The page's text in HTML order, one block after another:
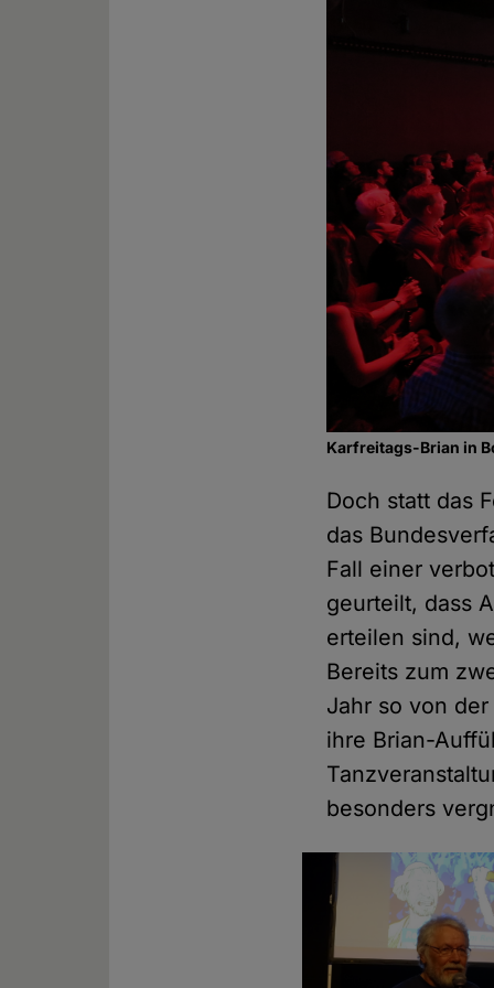
Karfreitags-Brian in
Doch statt das
das
Fall einer
geurteilt, dass
erteilen sind,
Bereits zum
Jahr so von
ihre Brian-
besonders